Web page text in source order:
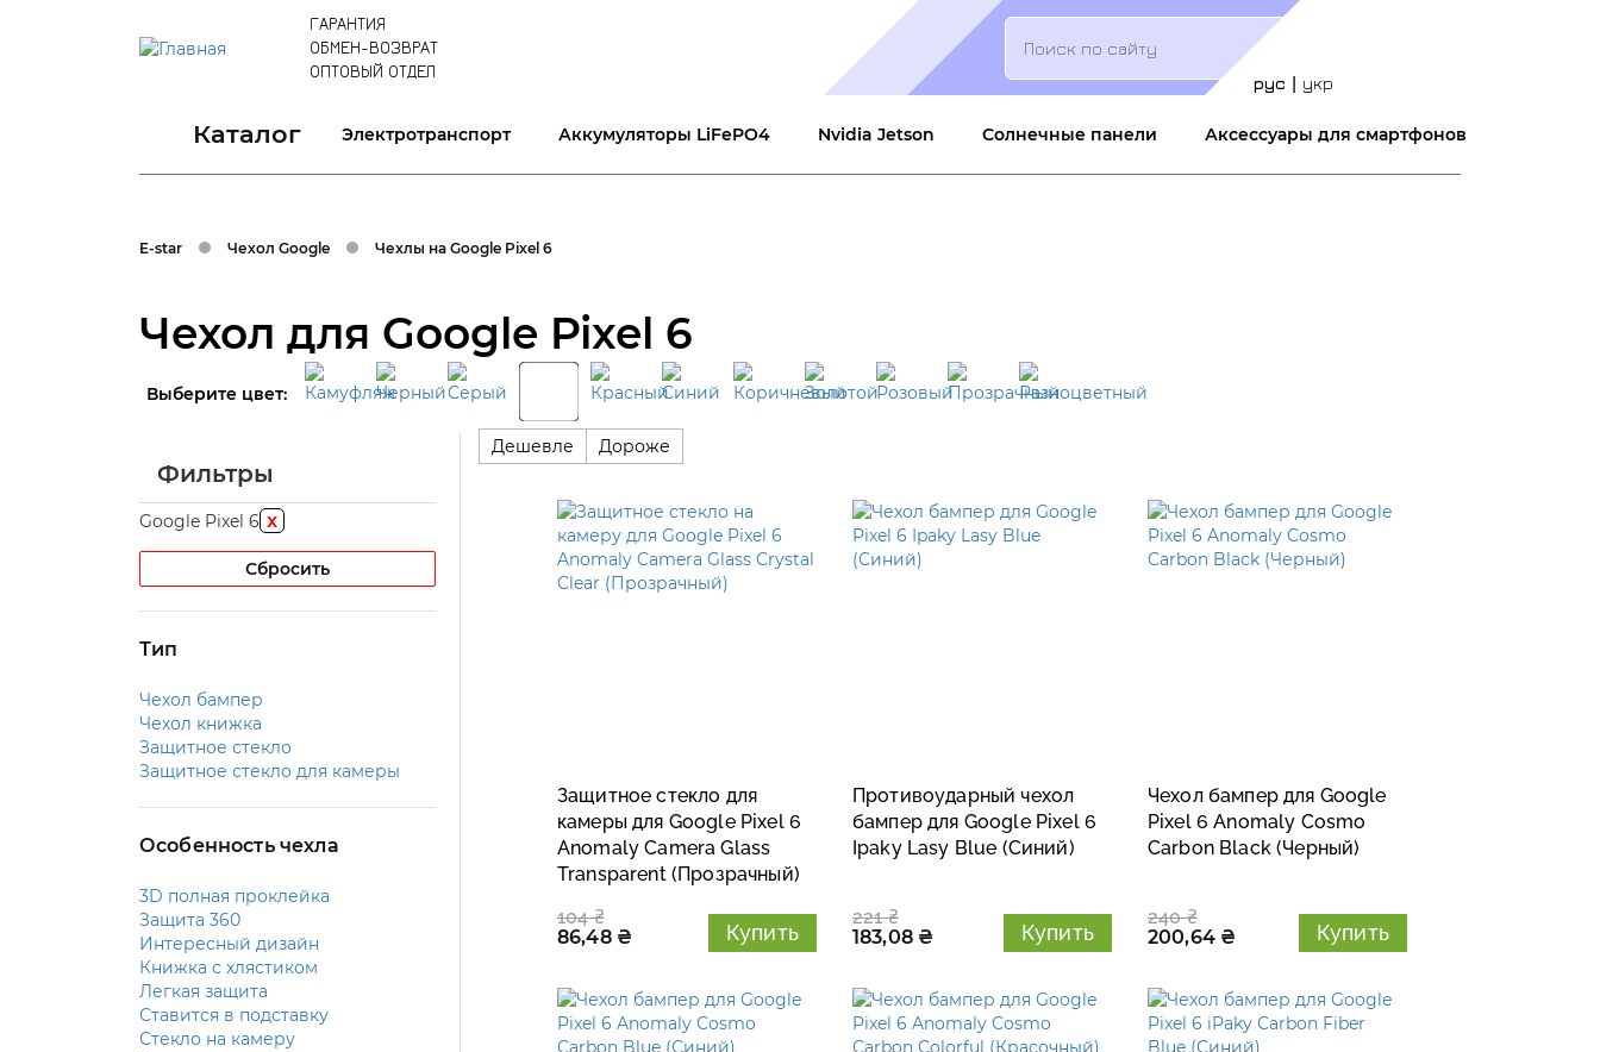
ГАРАНТИЯ
ОБМЕН-ВОЗВРАТ
ОПТОВЫЙ ОТДЕЛ
Search
рус укр
Каталог Электротранспорт Аккумуляторы LiFePO4 Nvidia Jetson Солнечные панели Аксессуары для смартфонов
E-star Чехол Google Чехлы на Google Pixel 6
Чехол для Google Pixel 6
Выберите цвет:
Фильтры
x
Google Pixel 6
Сбросить
Тип
Чехол бампер
Чехол книжка
Защитное стекло
Защитное стекло для камеры
Особенность чехла
3D полная проклейка
Защита 360
Интересный дизайн
Книжка с хлястиком
Легкая защита
Ставится в подставку
Стекло на камеру
Дешевле Дороже
Защитное стекло для
камеры для Google Pixel 6
Anomaly Camera Glass
Transparent (Прозрачный)
104 ₴
86,48 ₴
Купить
Противоударный чехол
бампер для Google Pixel 6
Ipaky Lasy Blue (Синий)
221 ₴
183,08 ₴
Купить
Чехол бампер для Google
Pixel 6 Anomaly Cosmo
Carbon Black (Черный)
240 ₴
200,64 ₴
Купить